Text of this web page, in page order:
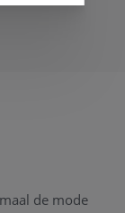
de mode